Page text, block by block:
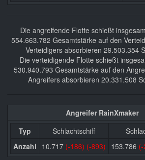
Die angreifende Flotte schießt
554.663.782 Gesamtstärke auf den
Verteidigers absorbieren 29.503.354
Die verteidigende Flotte schießt
530.940.793 Gesamtstärke auf den
Angreifers absorbieren 20.331.508
Angreifer RainXmaker
Typ
Schlachtschiff
Anzahl
10.717 (-186) (-893) 153.786